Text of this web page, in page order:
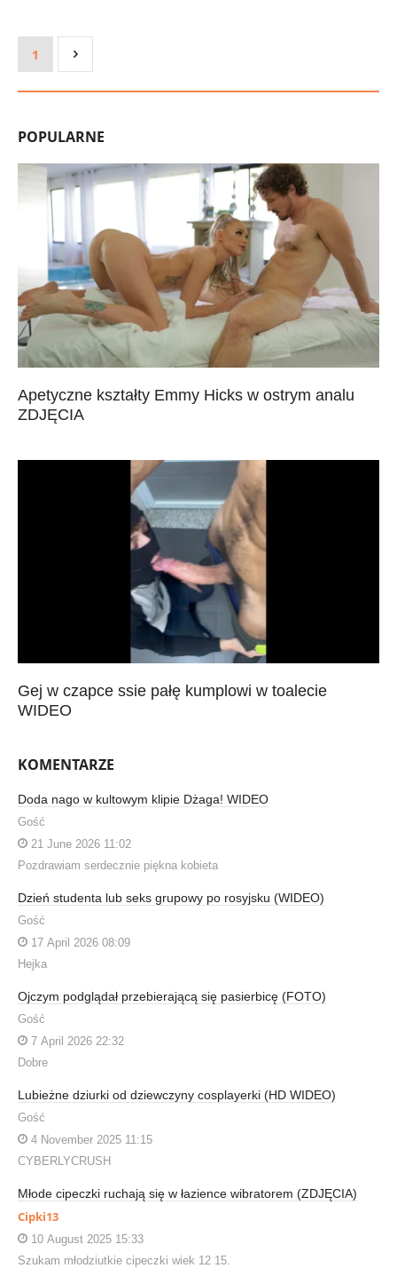
1
POPULARNE
Apetyczne kształty Emmy Hicks w ostrym analu
ZDJĘCIA
Gej w czapce ssie pałę kumplowi w toalecie
WIDEO
KOMENTARZE
Doda nago w kultowym klipie Dżaga! WIDEO
Gość
21 June 2026 11:02
Pozdrawiam serdecznie piękna kobieta
Dzień studenta lub seks grupowy po rosyjsku (WIDEO)
Gość
17 April 2026 08:09
Hejka
Ojczym podglądał przebierającą się pasierbicę (FOTO)
Gość
7 April 2026 22:32
Dobre
Lubieżne dziurki od dziewczyny cosplayerki (HD WIDEO)
Gość
4 November 2025 11:15
CYBERLYCRUSH
Młode cipeczki ruchają się w łazience wibratorem (ZDJĘCIA)
Cipki13
10 August 2025 15:33
Szukam młodziutkie cipeczki wiek 12 15.